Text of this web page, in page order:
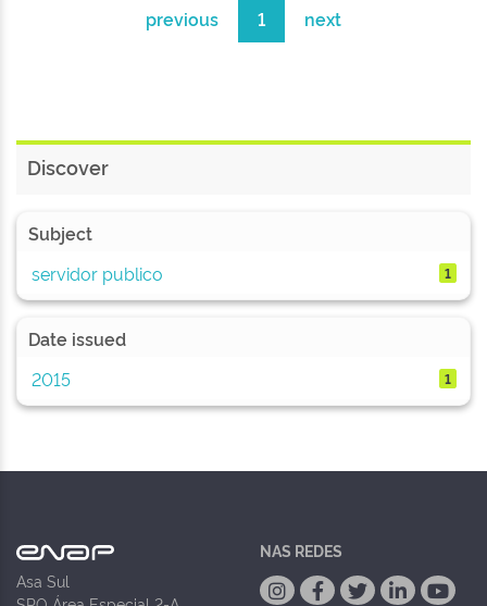
previous 1 next
Discover
Subject
servidor publico
1
Date issued
2015
1
Asa Sul
NAS REDES